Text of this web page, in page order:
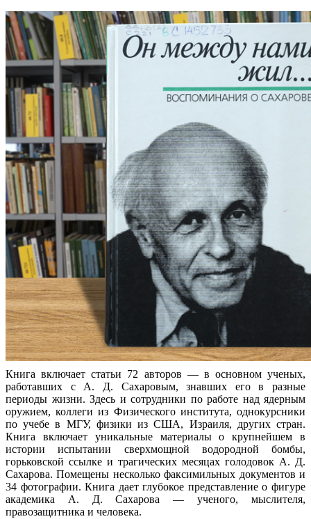
Книга включает статьи 72 авторов — в основном ученых,
работавших с А. Д. Сахаровым, знавших его в разные
периоды жизни. Здесь и сотрудники по работе над ядерным
оружием, коллеги из Физического института, однокурсники
по учебе в МГУ, физики из США, Израиля, других стран.
Книга включает уникальные материалы о крупнейшем в
истории испытании сверхмощной водородной бомбы,
горьковской ссылке и трагических месяцах голодовок А. Д.
Сахарова. Помещены несколько факсимильных документов и
34 фотографии. Книга дает глубокое представление о фигуре
академика А. Д. Сахарова — ученого, мыслителя,
правозащитника и человека.